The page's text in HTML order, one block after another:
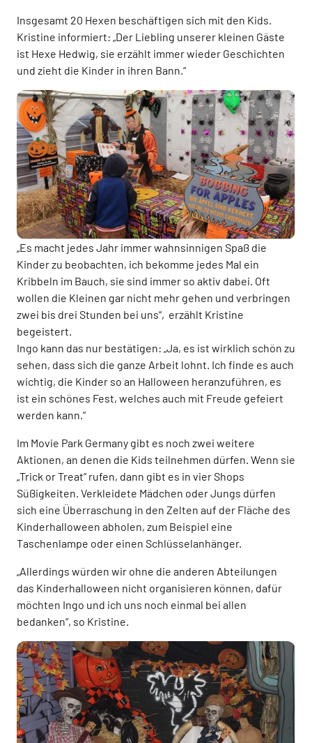
Insgesamt 20 Hexen beschäftigen sich mit den Kids.
Kristine informiert: „Der Liebling unserer kleinen Gäste
ist Hexe Hedwig, sie erzählt immer wieder Geschichten
und zieht die Kinder in ihren Bann.“
„Es macht jedes Jahr immer wahnsinnigen Spaß die
Kinder zu beobachten, ich bekomme jedes Mal ein
Kribbeln im Bauch, sie sind immer so aktiv dabei. Oft
wollen die Kleinen gar nicht mehr gehen und verbringen
zwei bis drei Stunden bei uns“, erzählt Kristine
begeistert.
Ingo kann das nur bestätigen: „Ja, es ist wirklich schön zu
sehen, dass sich die ganze Arbeit lohnt. Ich finde es auch
wichtig, die Kinder so an Halloween heranzuführen, es
ist ein schönes Fest, welches auch mit Freude gefeiert
werden kann.“
Im Movie Park Germany gibt es noch zwei weitere
Aktionen, an denen die Kids teilnehmen dürfen. Wenn sie
„Trick or Treat“ rufen, dann gibt es in vier Shops
Süßigkeiten. Verkleidete Mädchen oder Jungs dürfen
sich eine Überraschung in den Zelten auf der Fläche des
Kinderhalloween abholen, zum Beispiel eine
Taschenlampe oder einen Schlüsselanhänger.
„Allerdings würden wir ohne die anderen Abteilungen
das Kinderhalloween nicht organisieren können, dafür
möchten Ingo und ich uns noch einmal bei allen
bedanken“, so Kristine.